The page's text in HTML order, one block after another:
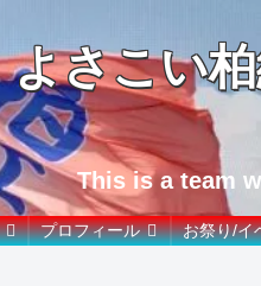
よさこい
This is a team
プロフィール お祭り/イ